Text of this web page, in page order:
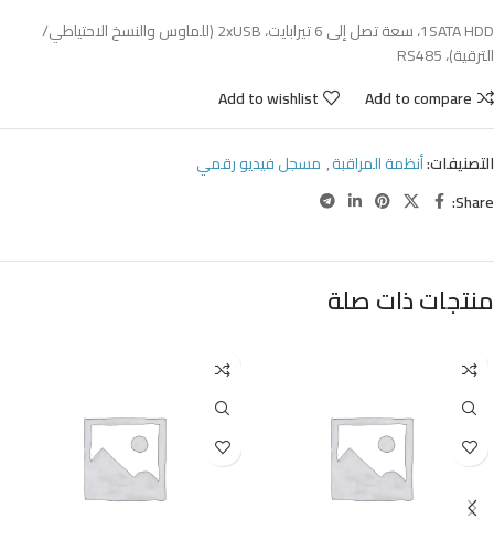
1SATA HDD، سعة تصل إلى 6 تيرابايت، 2xUSB (للماوس والنسخ الاحتياطي/
الترقية)، RS485
Add to compare
Add to wishlist
التصنيفات:أنظمة المراقبة, مسجل فيديو رقمي
Share:
منتجات ذات صلة